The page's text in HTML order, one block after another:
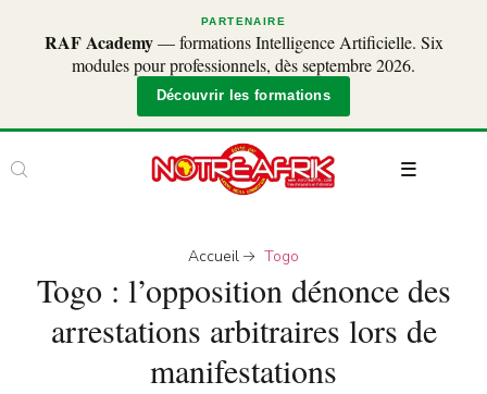
PARTENAIRE
RAF Academy— formations Intelligence Artificielle. Six
modules pour professionnels, dès septembre 2026.
Découvrir les formations
Accueil Togo
Togo : l’opposition dénonce des
arrestations arbitraires lors de
manifestations